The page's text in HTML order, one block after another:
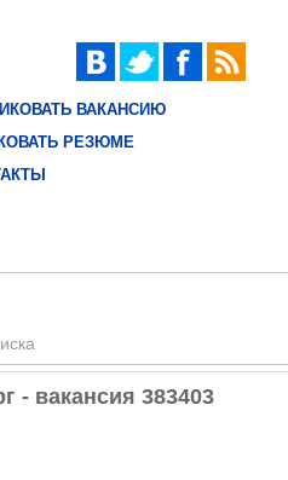
ВАКАНСИЮ
РЕЗЮМЕ
- вакансия 383403